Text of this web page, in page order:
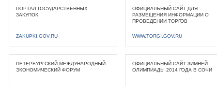
ПОРТАЛ ГОСУДАРСТВЕННЫХ
ЗАКУПОК
ZAKUPKI.GOV.RU
ОФИЦИАЛЬНЫЙ САЙТ ДЛЯ
РАЗМЕЩЕНИЯ ИНФОРМАЦИИ О
ПРОВЕДЕНИИ ТОРГОВ
WWW.TORGI.GOV.RU
ПЕТЕРБУРГСКИЙ МЕЖДУНАРОДНЫЙ
ЭКОНОМИЧЕСКИЙ ФОРУМ
ОФИЦИАЛЬНЫЙ САЙТ ЗИМНЕЙ
ОЛИМПИАДЫ 2014 ГОДА В СОЧИ